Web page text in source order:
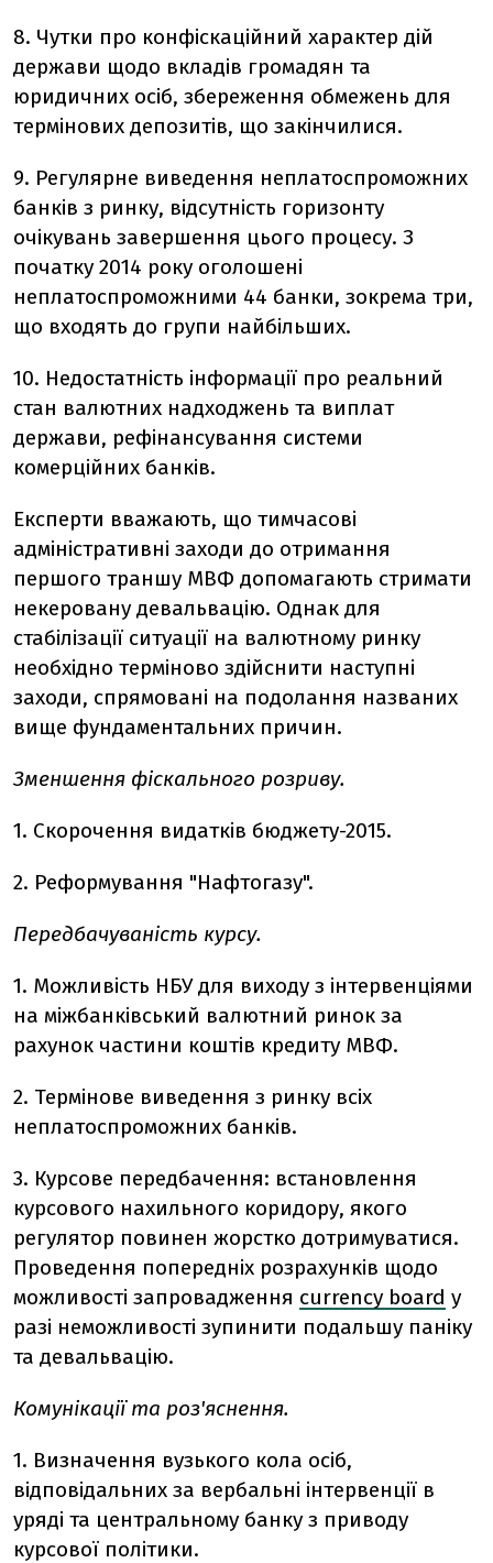
8. Чутки про конфіскаційний характер дій
держави щодо вкладів громадян та
юридичних осіб, збереження обмежень для
термінових депозитів, що закінчилися.
9. Регулярне виведення неплатоспроможних
банків з ринку, відсутність горизонту
очікувань завершення цього процесу. З
початку 2014 року оголошені
неплатоспроможними 44 банки, зокрема три,
що входять до групи найбільших.
10. Недостатність інформації про реальний
стан валютних надходжень та виплат
держави, рефінансування системи
комерційних банків.
Експерти вважають, що тимчасові
адміністративні заходи до отримання
першого траншу МВФ допомагають стримати
некеровану девальвацію. Однак для
стабілізації ситуації на валютному ринку
необхідно терміново здійснити наступні
заходи, спрямовані на подолання названих
вище фундаментальних причин.
Зменшення фіскального розриву.
1. Скорочення видатків бюджету-2015.
2. Реформування "Нафтогазу".
Передбачуваність курсу.
1. Можливість НБУ для виходу з інтервенціями
на міжбанківський валютний ринок за
рахунок частини коштів кредиту МВФ.
2. Термінове виведення з ринку всіх
неплатоспроможних банків.
3. Курсове передбачення: встановлення
курсового нахильного коридору, якого
регулятор повинен жорстко дотримуватися.
Проведення попередніх розрахунків щодо
можливості запровадження currency board у
разі неможливості зупинити подальшу паніку
та девальвацію.
Комунікації та роз'яснення.
1. Визначення вузького кола осіб,
відповідальних за вербальні інтервенції в
уряді та центральному банку з приводу
курсової політики.